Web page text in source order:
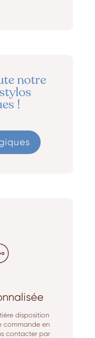
notre
!
disposition
commande en
contacter par